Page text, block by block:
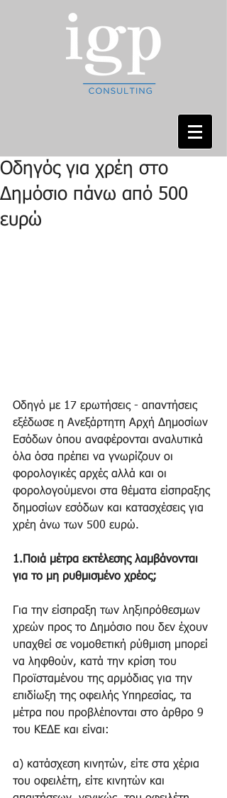
Οδηγός για χρέη στο
Δημόσιο πάνω από 500
ευρώ
Οδηγό με 17 ερωτήσεις - απαντήσεις
εξέδωσε η Ανεξάρτητη Αρχή Δημοσίων
Εσόδων όπου αναφέρονται αναλυτικά
όλα όσα πρέπει να γνωρίζουν οι
φορολογικές αρχές αλλά και οι
φορολογούμενοι στα θέματα είσπραξης
δημοσίων εσόδων και κατασχέσεις για
χρέη άνω των 500 ευρώ.
1.Ποιά μέτρα εκτέλεσης λαμβάνονται
για το μη ρυθμισμένο χρέος;
Για την είσπραξη των ληξιπρόθεσμων
χρεών προς το Δημόσιο που δεν έχουν
υπαχθεί σε νομοθετική ρύθμιση μπορεί
να ληφθούν, κατά την κρίση του
Προϊσταμένου της αρμόδιας για την
επιδίωξη της οφειλής Υπηρεσίας, τα
μέτρα που προβλέπονται στο άρθρο 9
του ΚΕΔΕ και είναι:
α) κατάσχεση κινητών, είτε στα χέρια
του οφειλέτη, είτε κινητών και